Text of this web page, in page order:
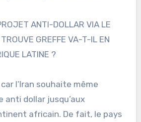
ANTI-DOLLAR VIA LE
TROUVE GREFFE VA-T-IL EN
LATINE ?
l’Iran souhaite même
anti dollar jusqu’aux
africain. De fait, le pays